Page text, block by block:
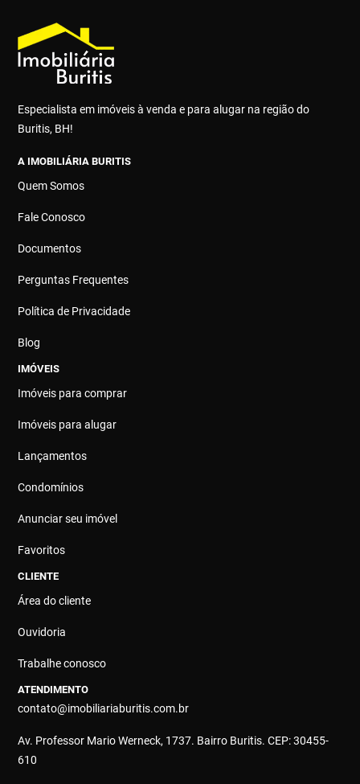
Especialista em imóveis à venda e para alugar na região do
Buritis, BH!
A IMOBILIÁRIA BURITIS
Quem Somos
Fale Conosco
Documentos
Perguntas Frequentes
Política de Privacidade
Blog
IMÓVEIS
Imóveis para comprar
Imóveis para alugar
Lançamentos
Condomínios
Anunciar seu imóvel
Favoritos
CLIENTE
Área do cliente
Ouvidoria
Trabalhe conosco
ATENDIMENTO
contato@imobiliariaburitis.com.br
Av. Professor Mario Werneck, 1737. Bairro Buritis. CEP: 30455-
610